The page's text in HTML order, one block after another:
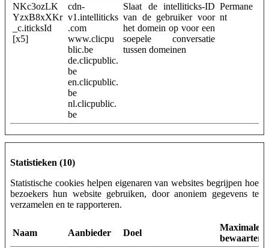
NKc3ozLK
YzxB8xXKr
_c.iticksId
[x5]
cdn-
v1.intelliticks
.com
www.clicpu
blic.be
de.clicpublic.
be
en.clicpublic.
be
nl.clicpublic.
be
Slaat de intelliticks-ID
van de gebruiker voor
het domein op voor een
soepele conversatie
tussen domeinen
Permane
nt
Statistieken (10)
Statistische cookies helpen eigenaren van websites begrijpen hoe
bezoekers hun website gebruiken, door anoniem gegevens te
verzamelen en te rapporteren.
Naam Aanbieder Doel
Maximale